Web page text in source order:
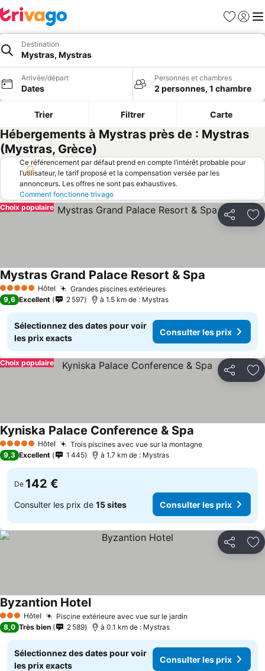
Favoris
Se
Destination
Mystras, Mystras
Arrivée/départ
Dates
Personnes et chambres
2 personnes, 1 chambre
Trier Filtrer Carte
Hébergements à Mystras près de : Mystras
(Mystras, Grèce)
Ce référencement par défaut prend en compte l’intérêt probable pour
l’utilisateur, le tarif proposé et la compensation versée par les
annonceurs. Les offres ne sont pas exhaustives.
Comment fonctionne trivago
Partager
Choix populaire
5 Étoiles Hôtel Grandes piscines extérieuresConsulter les prix
Mystras Grand Palace Resort & Spa
9,6 Excellent 2 597 à 1.5 km de : Mystras
Sélectionnez des dates pour voir
les prix exacts
Consulter les prix
Partager
Choix populaire
5 Étoiles Hôtel Trois piscines avec vue sur la montagneConsulter les
Kyniska Palace Conference & Spa
9,3 Excellent 1 445 à 1.7 km de : Mystras
De 142 €
Consulter les prix de 15 sites Consulter les prix
Partager
3 ÉtoilesHôtel Piscine extérieure avec vue sur le jardin
Byzantion HotelConsulter les prix
8,0 Très bien 2 589 à 0.1 km de : Mystras
Sélectionnez des dates pour voir
les prix exacts
Consulter les prix